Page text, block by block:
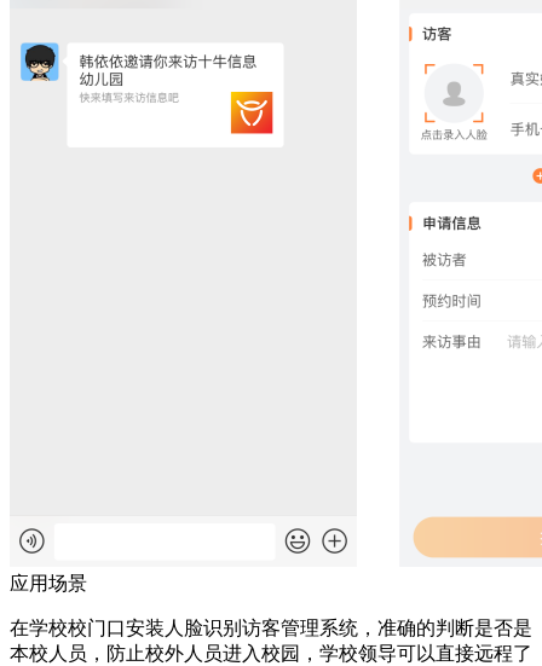
应用场景
在学校校门口安装人脸识别访客管理系统，准确的判断是否是
本校人员，防止校外人员进入校园，学校领导可以直接远程了